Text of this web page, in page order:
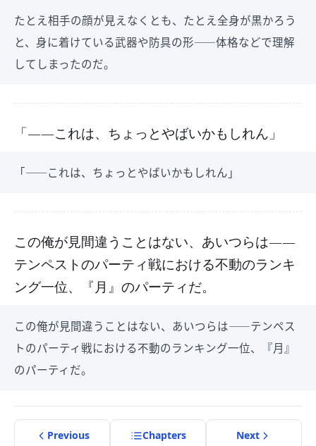
たとえ相手の顔が見えなくとも、たとえ全身が黒かろう
と、身に着けている武器や防具の形――体格などで理解
してしまったのだ。
「――これは、ちょっとやばいかもしれん」
「――これは、ちょっとやばいかもしれん」
この俺が見間違うことはない、あいつらは――
テンペストのパーティ戦における不動のランキ
ング一位、『月』のパーティだ。
この俺が見間違うことはない、あいつらは――テンペス
トのパーティ戦における不動のランキング一位、『月』
のパーティだ。
Previous Chapters Next